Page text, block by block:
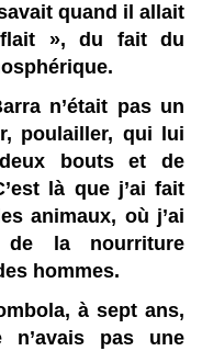
quand il allait
», du fait du
n’était pas un
poulailler, qui lui
bouts et de
là que j’ai fait
animaux, où j’ai
de la nourriture
hommes.
à sept ans,
pas une